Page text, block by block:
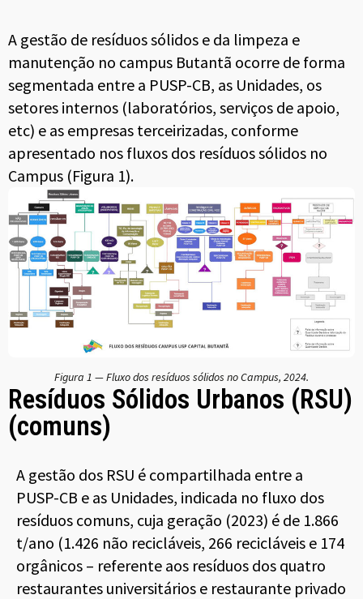
A gestão de resíduos sólidos e da limpeza e
manutenção no campus Butantã ocorre de forma
segmentada entre a PUSP-CB, as Unidades, os
setores internos (laboratórios, serviços de apoio,
etc) e as empresas terceirizadas, conforme
apresentado nos fluxos dos resíduos sólidos no
Campus (Figura 1).
Figura 1 — Fluxo dos resíduos sólidos no Campus, 2024.
Resíduos Sólidos Urbanos (RSU)
(comuns)
A gestão dos RSU é compartilhada entre a
PUSP-CB e as Unidades, indicada no fluxo dos
resíduos comuns, cuja geração (2023) é de 1.866
t/ano (1.426 não recicláveis, 266 recicláveis e 174
orgânicos – referente aos resíduos dos quatro
restaurantes universitários e restaurante privado